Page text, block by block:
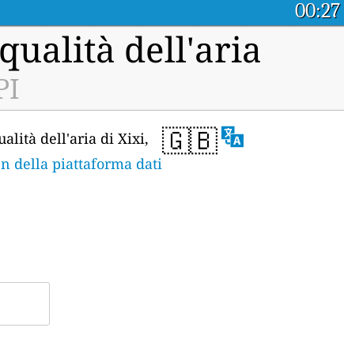
00:27
dell'aria
🇬🇧
dell'aria di Xixi,
della piattaforma dati